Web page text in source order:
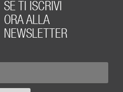
SE TI ISCRIVI
ORA ALLA
NEWSLETTER